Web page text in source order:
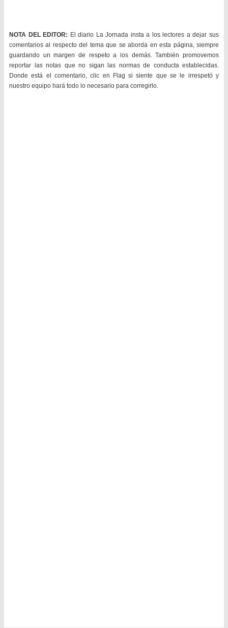
NOTA DEL EDITOR: El diario La Jornada insta a los lectores a dejar sus
comentarios al respecto del tema que se aborda en esta página, siempre
guardando un margen de respeto a los demás. También promovemos
reportar las notas que no sigan las normas de conducta establecidas.
Donde está el comentario, clic en Flag si siente que se le irrespetó y
nuestro equipo hará todo lo necesario para corregirlo.